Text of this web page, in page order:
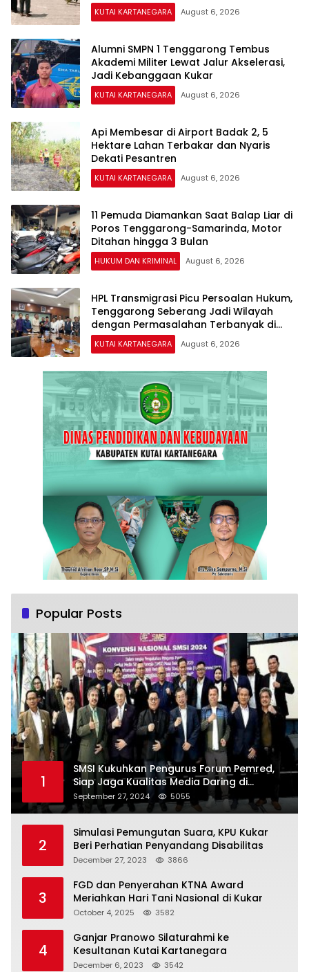
KUTAI KARTANEGARA August 6, 2026
Alumni SMPN 1 Tenggarong Tembus
Akademi Militer Lewat Jalur Akselerasi,
Jadi Kebanggaan Kukar
KUTAI KARTANEGARA August 6, 2026
Api Membesar di Airport Badak 2, 5
Hektare Lahan Terbakar dan Nyaris
Dekati Pesantren
KUTAI KARTANEGARA August 6, 2026
11 Pemuda Diamankan Saat Balap Liar di
Poros Tenggarong-Samarinda, Motor
Ditahan hingga 3 Bulan
HUKUM DAN KRIMINAL August 6, 2026
HPL Transmigrasi Picu Persoalan Hukum,
Tenggarong Seberang Jadi Wilayah
dengan Permasalahan Terbanyak di
Kukar
KUTAI KARTANEGARA August 6, 2026
Popular Posts
1
SMSI Kukuhkan Pengurus Forum Pemred,
Siap Jaga Kualitas Media Daring di
Indonesia
September 27, 2024 5055
2
Simulasi Pemungutan Suara, KPU Kukar
Beri Perhatian Penyandang Disabilitas
December 27, 2023 3866
3
FGD dan Penyerahan KTNA Award
Meriahkan Hari Tani Nasional di Kukar
October 4, 2025 3582
4
Ganjar Pranowo Silaturahmi ke
Kesultanan Kutai Kartanegara
December 6, 2023 3542